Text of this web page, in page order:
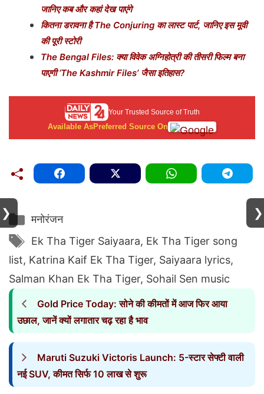
जानिए कब और कहां देख पाएंगे
कितना डरावना है The Conjuring का लास्ट पार्ट, जानिए इस मूवी
की पूरी स्टोरी
The Bengal Files: क्या विवेक अग्निहोत्री की तीसरी फिल्म बना
पाएगी ‘The Kashmir Files’ जैसा इतिहास?
Your Trusted Source of Truth
Available AsPreferred Source On
Categories
मनोरंजन
Tags
Ek Tha Tiger Saiyaara, Ek Tha Tiger song
list, Katrina Kaif Ek Tha Tiger, Saiyaara lyrics,
Salman Khan Ek Tha Tiger, Sohail Sen music
Gold Price Today: सोने की कीमतों में आज फिर आया
उछाल, जानें क्यों लगातार चढ़ रहा है भाव
Maruti Suzuki Victoris Launch: 5-स्टार सेफ्टी वाली
नई SUV, कीमत सिर्फ 10 लाख से शुरू
❯ ❯